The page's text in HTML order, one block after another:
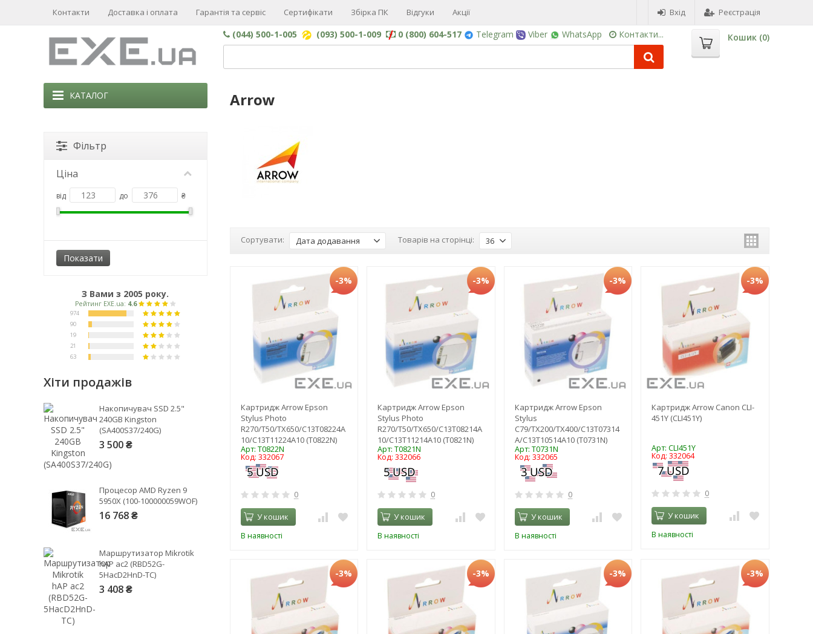
Контакти Доставка і оплата Гарантія та сервіс Сертифікати Збірка ПК Відгуки Акції Вхід Реєстрація
(044) 500-1-005 (093) 500-1-009 0 (800) 604-517 Telegram Viber WhatsApp Контакти... Кошик (0)
КАТАЛОГ Arrow
Сортувати: Дата додавання Товарів на сторінці: 36
-3%
Картридж Arrow Epson
Stylus Photo
R270/T50/TX650/C13T08224A
10/C13T11224A10 (T0822N)
Арт: T0822N
Код: 332067
0
У кошик
В наявності
-3%
Картридж Arrow Epson
Stylus Photo
R270/T50/TX650/C13T08214A
10/C13T11214A10 (T0821N)
Арт: T0821N
Код: 332066
0
У кошик
В наявності
-3%
Картридж Arrow Epson
Stylus
C79/TX200/TX400/C13T07314
A/C13T10514A10 (T0731N)
Арт: T0731N
Код: 332065
0
У кошик
В наявності
-3%
Картридж Arrow Canon CLI-
451Y (CLI451Y)
Арт: CLI451Y
Код: 332064
0
У кошик
В наявності
-3% -3% -3% -3%
Фільтр
Ціна
від до ₴
З Вами з 2005 року.
Рейтинг EXE.ua: 4.6
974
90
19
21
Хіти продажів
Накопичувач SSD 2.5"
240GB Kingston
(SA400S37/240G)
3 500 ₴
Процесор AMD Ryzen 9
5950X (100-100000059WOF)
16 768 ₴
Маршрутизатор Mikrotik
hAP ac2 (RBD52G-
5HacD2HnD-TC)
3 408 ₴